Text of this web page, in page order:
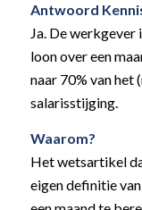
Antwoord
Ja. De werkgever
loon over een
naar 70% van het
salarisstijging.
Waarom?
Het wetsartikel
eigen definitie